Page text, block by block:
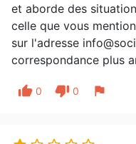
et aborde des
celle que vous
sur l'adresse
correspondance plus
thumb_up 0 thumb_down 0 flag